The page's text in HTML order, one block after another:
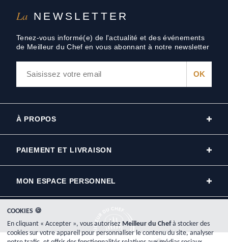
La NEWSLETTER
Tenez-vous informé(e) de l'actualité et des événements
de Meilleur du Chef en vous abonnant à notre newsletter
À PROPOS
PAIEMENT ET LIVRAISON
MON ESPACE PERSONNEL
COOKIES 🍪
En cliquant « Accepter », vous autorisez Meilleur du Chefà stocker des
cookies sur votre appareil pour personnaliser le contenu du site, analyser